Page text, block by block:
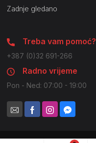
Zadnje gledano
Treba vam pomoć?
+387 (0)32 691-266
Radno vrijeme
Pon - Ned: 07:00 - 19:00